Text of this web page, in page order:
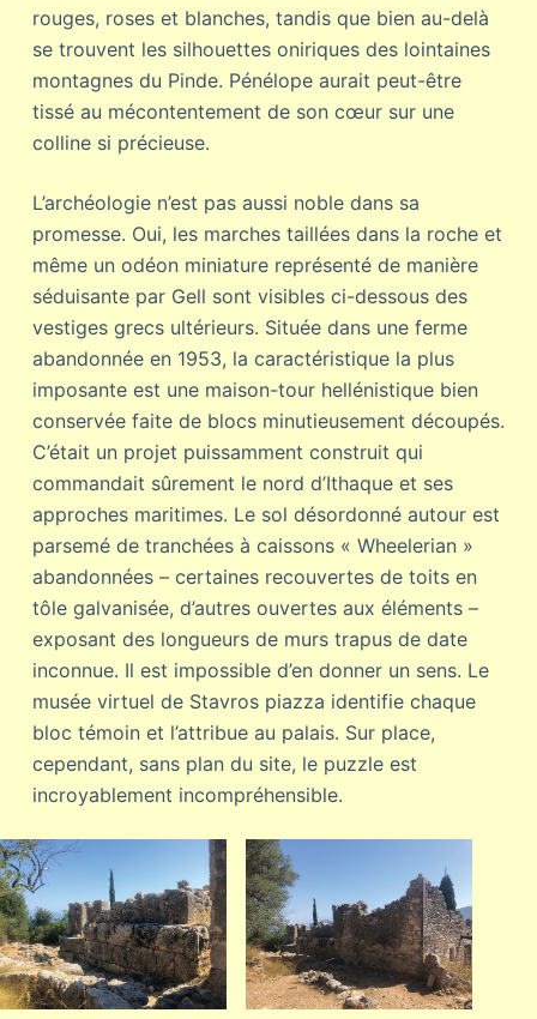
rouges, roses et blanches, tandis que bien au-delà
se trouvent les silhouettes oniriques des lointaines
montagnes du Pinde. Pénélope aurait peut-être
tissé au mécontentement de son cœur sur une
colline si précieuse.
L’archéologie n’est pas aussi noble dans sa
promesse. Oui, les marches taillées dans la roche et
même un odéon miniature représenté de manière
séduisante par Gell sont visibles ci-dessous des
vestiges grecs ultérieurs. Située dans une ferme
abandonnée en 1953, la caractéristique la plus
imposante est une maison-tour hellénistique bien
conservée faite de blocs minutieusement découpés.
C’était un projet puissamment construit qui
commandait sûrement le nord d’Ithaque et ses
approches maritimes. Le sol désordonné autour est
parsemé de tranchées à caissons « Wheelerian »
abandonnées – certaines recouvertes de toits en
tôle galvanisée, d’autres ouvertes aux éléments –
exposant des longueurs de murs trapus de date
inconnue. Il est impossible d’en donner un sens. Le
musée virtuel de Stavros piazza identifie chaque
bloc témoin et l’attribue au palais. Sur place,
cependant, sans plan du site, le puzzle est
incroyablement incompréhensible.